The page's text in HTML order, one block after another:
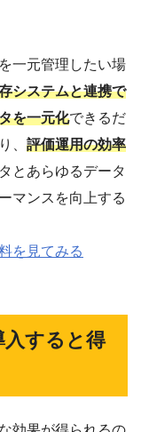
一元管理したい場
システムと連携で
を一元化できるだ
、 評価運用の効率
とあらゆるデータ
マンスを向上する
を見てみる
入すると得